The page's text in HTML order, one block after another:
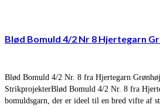
Blød Bomuld 4/2 Nr 8 Hjertegarn
Blød Bomuld 4/2 Nr. 8 fra Hjertegarn
StrikprojekterBlød Bomuld 4/2 Nr. 8 fra
bomuldsgarn, der er ideel til en bred vifte af